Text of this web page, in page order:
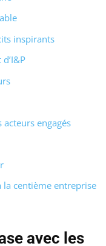
inspirants
engagés
la centième entreprise
avec les